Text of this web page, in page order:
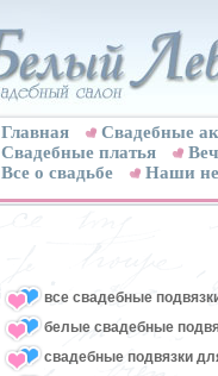
Главная
Свадебные
Cвадебные платья
Все о свадьбе
Наши
все свадебные
белые свадебные
свадебные подвязки